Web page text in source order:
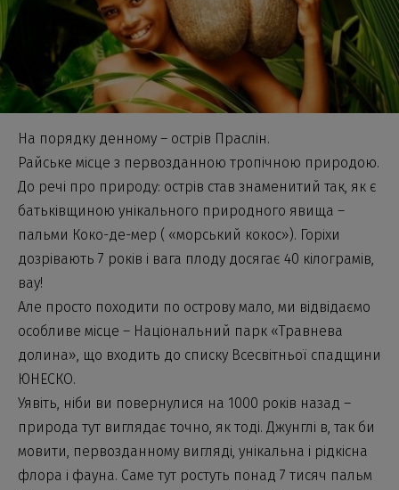
На порядку денному – острів Праслін.
Райське місце з первозданною тропічною природою.
До речі про природу: острів став знаменитий так, як є
батьківщиною унікального природного явища –
пальми Коко-де-мер ( «морський кокос»). Горіхи
дозрівають 7 років і вага плоду досягає 40 кілограмів,
вау!
Але просто походити по острову мало, ми відвідаємо
особливе місце – Національний парк «Травнева
долина», що входить до списку Всесвітньої спадщини
ЮНЕСКО.
Уявіть, ніби ви повернулися на 1000 років назад –
природа тут виглядає точно, як тоді. Джунглі в, так би
мовити, первозданному вигляді, унікальна і рідкісна
флора і фауна. Саме тут ростуть понад 7 тисяч пальм